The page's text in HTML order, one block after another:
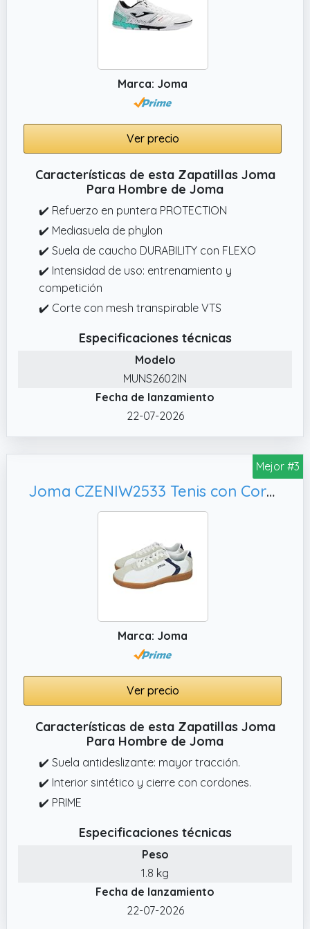
Marca: Joma
Ver precio
Características de esta Zapatillas Joma
Para Hombre de Joma
✔️ Refuerzo en puntera PROTECTION
✔️ Mediasuela de phylon
✔️ Suela de caucho DURABILITY con FLEXO
✔️ Intensidad de uso: entrenamiento y
competición
✔️ Corte con mesh transpirable VTS
Especificaciones técnicas
Modelo
MUNS2602IN
Fecha de lanzamiento
22-07-2026
Mejor #3
Joma CZENIW2533 Tenis con Cordones, Temporada Verano-Primavera Hombre Zapatillas Blanco-Marino 43
Marca: Joma
Ver precio
Características de esta Zapatillas Joma
Para Hombre de Joma
✔️ Suela antideslizante: mayor tracción.
✔️ Interior sintético y cierre con cordones.
✔️ PRIME
Especificaciones técnicas
Peso
1.8 kg
Fecha de lanzamiento
22-07-2026